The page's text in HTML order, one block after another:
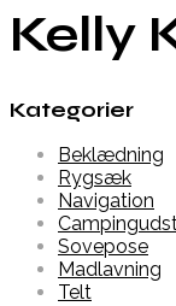
Kelly
Kategorier
Beklædning
Rygsæk
Navigation
Sovepose
Madlavning
Telt